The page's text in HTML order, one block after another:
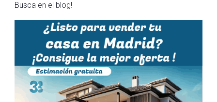
Busca en el blog!